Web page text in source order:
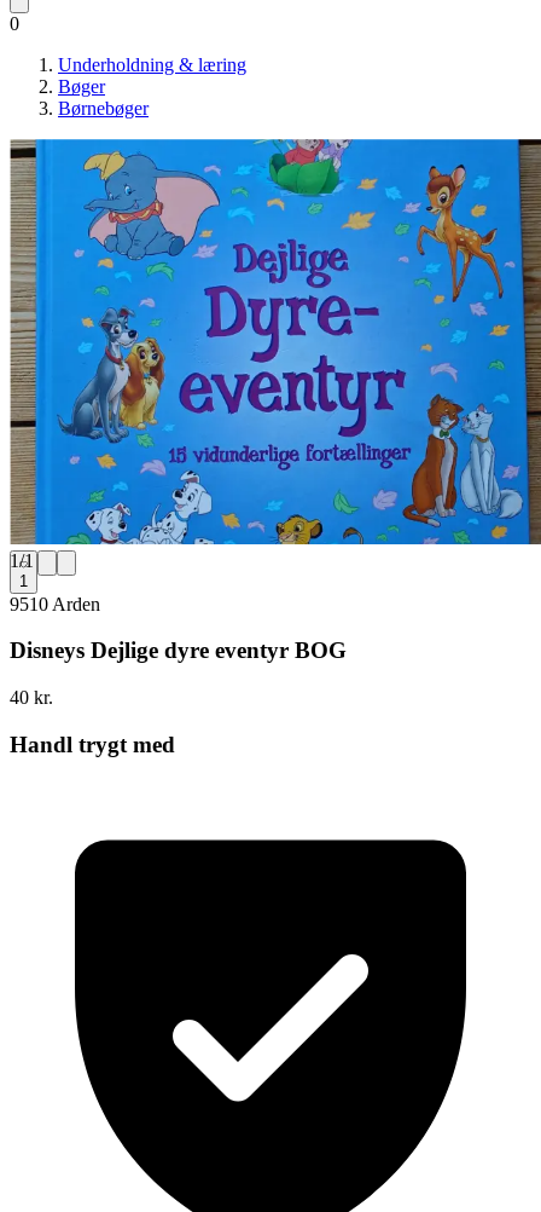
0
Underholdning & læring
Bøger
Børnebøger
1/1
1
9510 Arden
Disneys Dejlige dyre eventyr BOG
40 kr.
Handl trygt med